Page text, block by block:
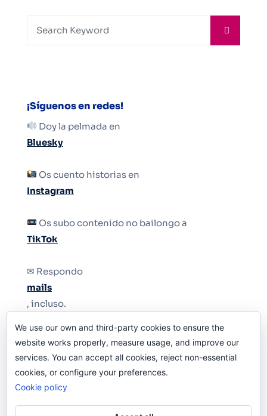
¡Síguenos en redes!
Doy la pelmada en
Bluesky
Os cuento historias en
Instagram
Os subo contenido no bailongo a
TikTok
✉ Respondo
mails
, incluso.
Y si una persona no puede tener teléfono, que
le quiten el teléfono.
We use our own and third-party cookies to ensure the
website works properly, measure usage, and improve our
services. You can accept all cookies, reject non-essential
cookies, or configure your preferences.
Cookie policy